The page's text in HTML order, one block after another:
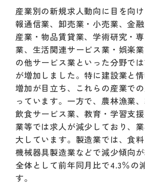
産業別の新規求人動向に目を向
報通信業、卸売業・小売業、金
産業・物品賃貸業、学術研究・
業、生活関連サービス業・娯楽
の他サービス業といった分野で
が増加しました。特に建設業と
増加が目立ち、これらの産業で
っています。一方で、農林漁業
飲食サービス業、教育・学習支
業等では求人が減少しており、
大しています。製造業では、食
機械器具製造業などで減少傾向
全体として前年同月比で4.3％の
す。